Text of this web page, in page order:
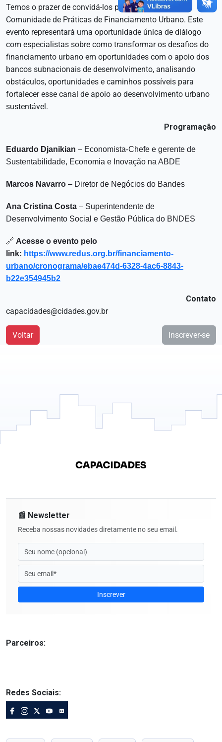
Temos o prazer de convidá-los para o 7º Encontro da
Comunidade de Práticas de Financiamento Urbano. Este
evento representará uma oportunidade única de diálogo
com especialistas sobre como transformar os desafios do
financiamento urbano em oportunidades com o apoio dos
bancos subnacionais de desenvolvimento, analisando
obstáculos, oportunidades e caminhos possíveis para
fortalecer esse canal de apoio ao desenvolvimento urbano
sustentável.
Programação
Eduardo Djanikian – Economista-Chefe e gerente de
Sustentabilidade, Economia e Inovação na ABDE
Marcos Navarro – Diretor de Negócios do Bandes
Ana Cristina Costa – Superintendente de
Desenvolvimento Social e Gestão Pública do BNDES
🔗 Acesse o evento pelo
link: https://www.redus.org.br/financiamento-
urbano/cronograma/ebae474d-6328-4ac6-8843-
b22e354945b2
Contato
capacidades@cidades.gov.br
Voltar Inscrever-se
📰 Newsletter
Receba nossas novidades diretamente no seu email.
Inscrever
Parceiros:
Redes Sociais: